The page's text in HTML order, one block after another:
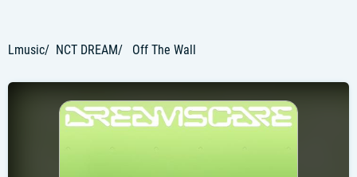
Lmusic NCT DREAM Off The Wall